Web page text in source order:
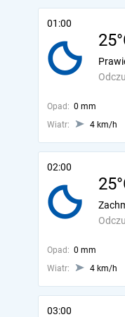
01:00
Opad: 0 mm
Wiatr:
4 km/h
02:00
Opad: 0 mm
Wiatr:
4 km/h
03:00